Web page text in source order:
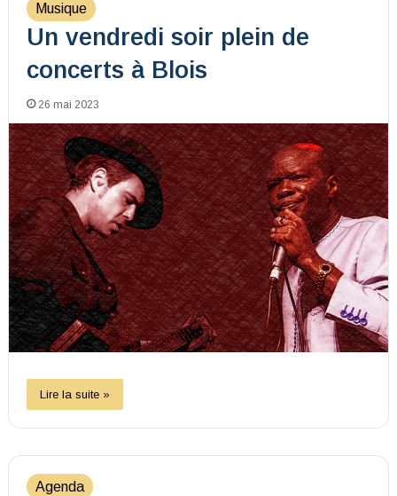
Musique
Un vendredi soir plein de
concerts à Blois
26 mai 2023
Lire la suite »
Agenda